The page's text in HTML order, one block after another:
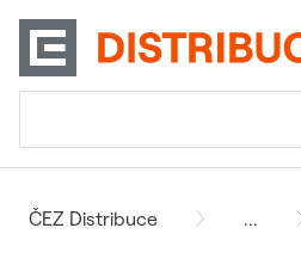
ČEZ Distribuce ...